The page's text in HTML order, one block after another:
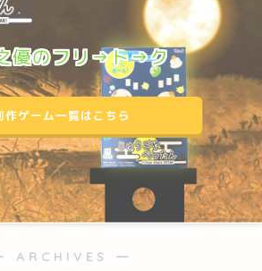
優のフリ→ト→ク
作ゲーム一覧はこちら
ARCHIVES ―